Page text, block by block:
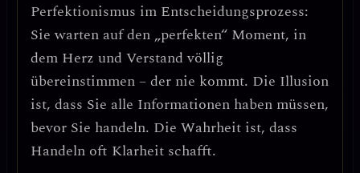
Perfektionismus im Entscheidungsprozess:
Sie warten auf den „perfekten“ Moment, in
dem Herz und Verstand völlig
übereinstimmen – der nie kommt. Die Illusion
ist, dass Sie alle Informationen haben müssen,
bevor Sie handeln. Die Wahrheit ist, dass
Handeln oft Klarheit schafft.